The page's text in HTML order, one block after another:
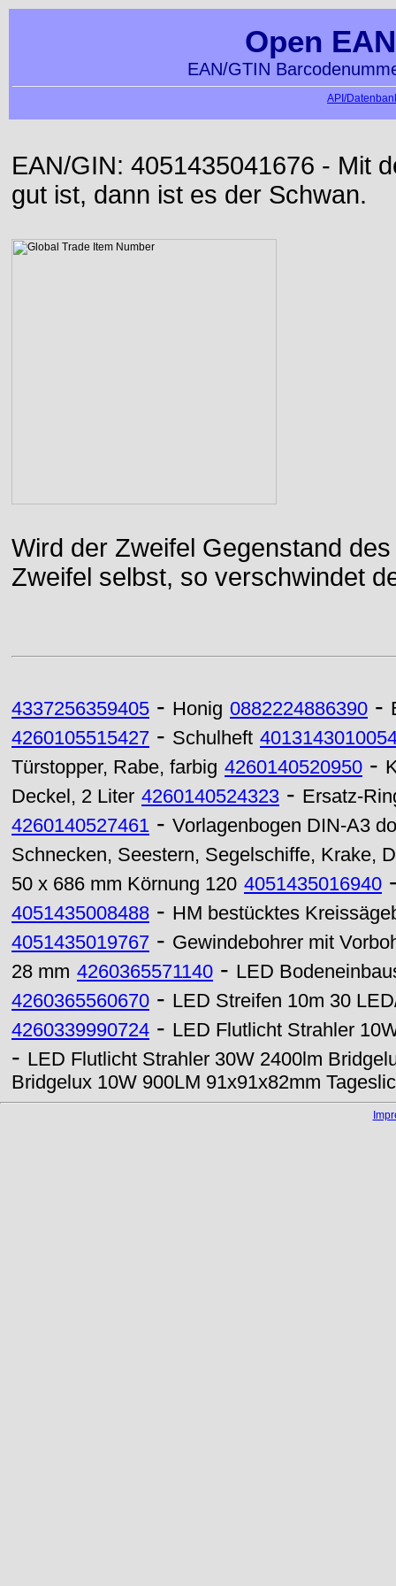
Open
EAN/GTIN
API/
EAN/GIN: 4051435041676 - Mit
gut ist, dann ist es der Schwan.
Wird der Zweifel Gegenstand
Zweifel selbst, so verschwindet
4337256359405 - Honig 0882224886390 -
4260105515427 - Schulheft
Türstopper, Rabe, farbig 4260140520950 -
Deckel, 2 Liter 4260140524323 - Ersatz-
4260140527461 - Vorlagenbogen DIN-A3
Schnecken, Seestern, Segelschiffe, Krake,
50 x 686 mm Körnung 120 4051435016940
4051435008488 - HM bestücktes
4051435019767 - Gewindebohrer mit
28 mm 4260365571140 - LED
4260365560670 - LED Streifen 10m 30
4260339990724 - LED Flutlicht Strahler
- LED Flutlicht Strahler 30W 2400lm
Bridgelux 10W 900LM 91x91x82mm